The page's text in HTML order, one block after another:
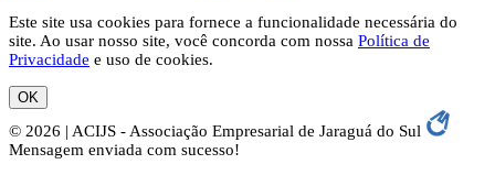
Este site usa cookies para fornece a funcionalidade necessária do
site. Ao usar nosso site, você concorda com nossa Política de
Privacidade e uso de cookies.
OK
© 2026 | ACIJS - Associação Empresarial de Jaraguá do Sul
Mensagem enviada com sucesso!